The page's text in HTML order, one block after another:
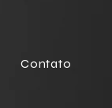
Contato